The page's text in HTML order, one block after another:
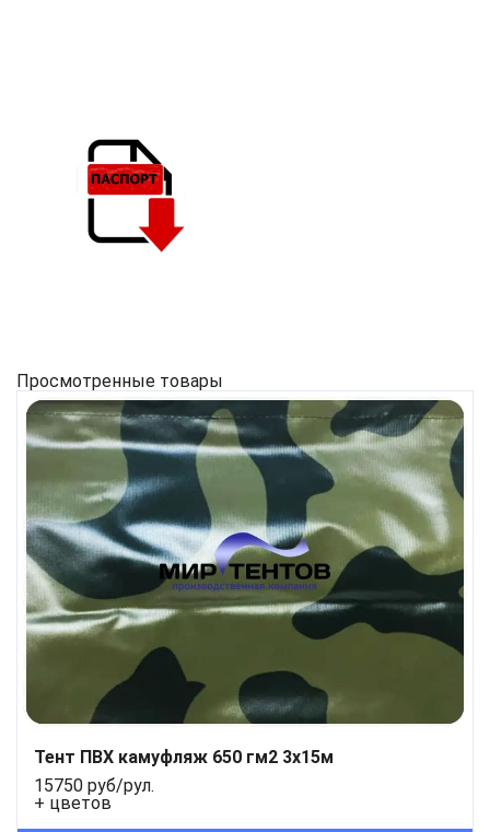
Просмотренные товары
Тент ПВХ камуфляж 650 гм2 3х15м
15750 руб/рул.
+ цветов